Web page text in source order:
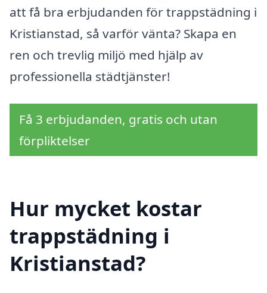
att få bra erbjudanden för trappstädning i
Kristianstad, så varför vänta? Skapa en
ren och trevlig miljö med hjälp av
professionella städtjänster!
Få 3 erbjudanden, gratis och utan
förpliktelser
Hur mycket kostar
trappstädning i
Kristianstad?